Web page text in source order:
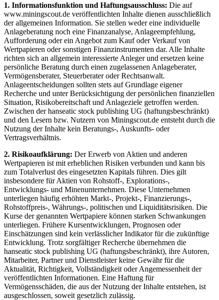
1. Informationsfunktion und Haftungsausschluss: Die auf
www.miningscout.de veröffentlichten Inhalte dienen ausschließlich
der allgemeinen Information. Sie stellen weder eine individuelle
Anlageberatung noch eine Finanzanalyse, Anlageempfehlung,
Aufforderung oder ein Angebot zum Kauf oder Verkauf von
Wertpapieren oder sonstigen Finanzinstrumenten dar. Alle Inhalte
richten sich an allgemein interessierte Anleger und ersetzen keine
persönliche Beratung durch einen zugelassenen Anlageberater,
Vermögensberater, Steuerberater oder Rechtsanwalt.
Anlageentscheidungen sollten stets auf Grundlage eigener
Recherche und unter Berücksichtigung der persönlichen finanziellen
Situation, Risikobereitschaft und Anlageziele getroffen werden.
Zwischen der hanseatic stock publishing UG (haftungsbeschränkt)
und den Lesern bzw. Nutzern von Miningscout.de entsteht durch die
Nutzung der Inhalte kein Beratungs-, Auskunfts- oder
Vertragsverhältnis.
2. Risikoaufklärung: Der Erwerb von Aktien und anderen
Wertpapieren ist mit erheblichen Risiken verbunden und kann bis
zum Totalverlust des eingesetzten Kapitals führen. Dies gilt
insbesondere für Aktien von Rohstoff-, Explorations-,
Entwicklungs- und Minenunternehmen. Diese Unternehmen
unterliegen häufig erhöhten Markt-, Projekt-, Finanzierungs-,
Rohstoffpreis-, Währungs-, politischen und Liquiditätsrisiken. Die
Kurse der genannten Wertpapiere können starken Schwankungen
unterliegen. Frühere Kursentwicklungen, Prognosen oder
Einschätzungen sind kein verlässlicher Indikator für die zukünftige
Entwicklung. Trotz sorgfältiger Recherche übernehmen die
hanseatic stock publishing UG (haftungsbeschränkt), ihre Autoren,
Mitarbeiter, Partner und Dienstleister keine Gewähr für die
Aktualität, Richtigkeit, Vollständigkeit oder Angemessenheit der
veröffentlichten Informationen. Eine Haftung für
Vermögensschäden, die aus der Nutzung der Inhalte entstehen, ist
ausgeschlossen, soweit gesetzlich zulässig.